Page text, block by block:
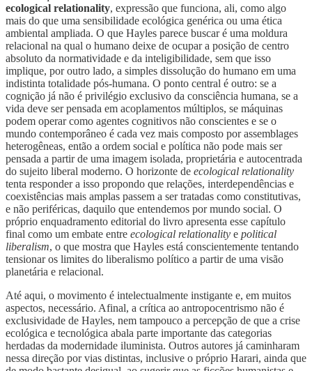
ecological relationality, expressão que funciona, ali, como algo
mais do que uma sensibilidade ecológica genérica ou uma ética
ambiental ampliada. O que Hayles parece buscar é uma moldura
relacional na qual o humano deixe de ocupar a posição de centro
absoluto da normatividade e da inteligibilidade, sem que isso
implique, por outro lado, a simples dissolução do humano em uma
indistinta totalidade pós-humana. O ponto central é outro: se a
cognição já não é privilégio exclusivo da consciência humana, se a
vida deve ser pensada em acoplamentos múltiplos, se máquinas
podem operar como agentes cognitivos não conscientes e se o
mundo contemporâneo é cada vez mais composto por assemblages
heterogêneas, então a ordem social e política não pode mais ser
pensada a partir de uma imagem isolada, proprietária e autocentrada
do sujeito liberal moderno. O horizonte de ecological relationality
tenta responder a isso propondo que relações, interdependências e
coexistências mais amplas passem a ser tratadas como constitutivas,
e não periféricas, daquilo que entendemos por mundo social. O
próprio enquadramento editorial do livro apresenta esse capítulo
final como um embate entre ecological relationality e political
liberalism, o que mostra que Hayles está conscientemente tentando
tensionar os limites do liberalismo político a partir de uma visão
planetária e relacional.
Até aqui, o movimento é intelectualmente instigante e, em muitos
aspectos, necessário. Afinal, a crítica ao antropocentrismo não é
exclusividade de Hayles, nem tampouco a percepção de que a crise
ecológica e tecnológica abala parte importante das categorias
herdadas da modernidade iluminista. Outros autores já caminharam
nessa direção por vias distintas, inclusive o próprio Harari, ainda que